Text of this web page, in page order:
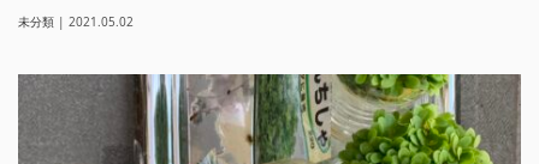
未分類 | 2021.05.02